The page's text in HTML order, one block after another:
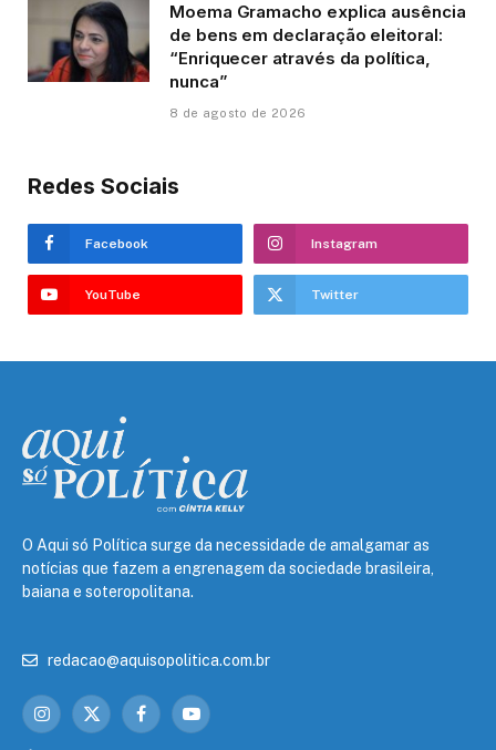
Moema Gramacho explica ausência
de bens em declaração eleitoral:
“Enriquecer através da política,
nunca”
8 de agosto de 2026
Redes Sociais
Facebook Instagram
YouTube Twitter
O Aqui só Política surge da necessidade de amalgamar as
notícias que fazem a engrenagem da sociedade brasileira,
baiana e soteropolitana.
redacao@aquisopolitica.com.br
Instagram
X
FacebookYouTube